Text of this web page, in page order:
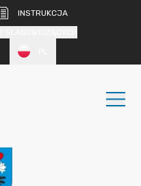
INSTRUKCJA